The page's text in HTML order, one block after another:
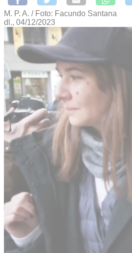
M. P. A. / Foto: Facundo Santana
dl., 04/12/2023